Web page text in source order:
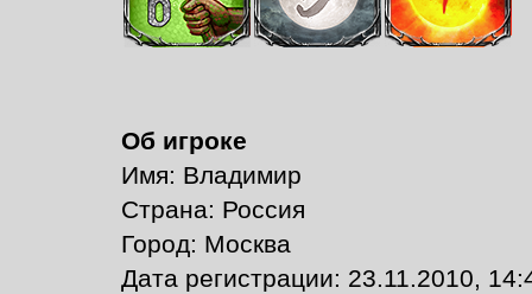
Об игроке
Имя: Владимир
Страна: Россия
Город: Москва
Дата регистрации: 23.11.2010,